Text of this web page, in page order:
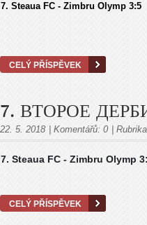
7. Steaua FC - Zimbru Olymp 3:5
CELÝ PŘÍSPĚVEK
7. ВТОРОЕ
22. 5. 2018 Komentářů: 0
7. Steaua FC - Zimbru Olymp
CELÝ PŘÍSPĚVEK